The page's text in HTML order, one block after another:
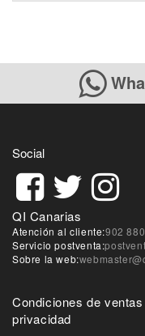
Social
QI Canarias
Atención al cliente:902
Servicio postventa:
Sobre la web:
Condiciones de ventas
privacidad